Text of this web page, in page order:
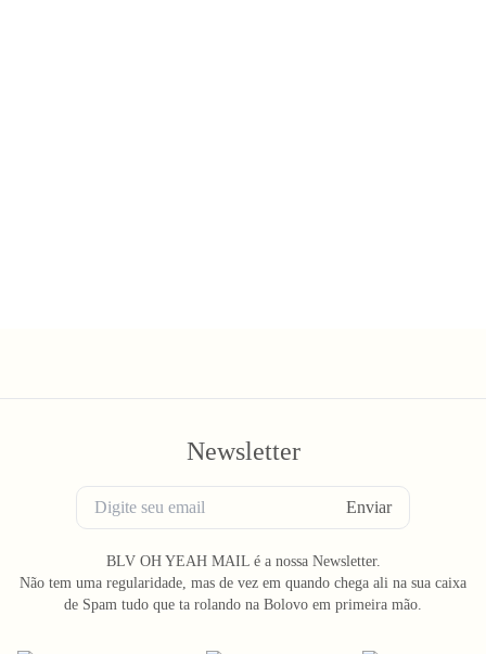
Newsletter
Enviar
BLV OH YEAH MAIL é a nossa Newsletter.
Não tem uma regularidade, mas de vez em quando chega ali na sua caixa
de Spam tudo que ta rolando na Bolovo em primeira mão.